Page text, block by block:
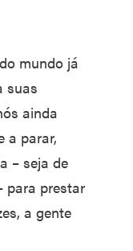
mundo já
suas
ainda
a parar,
– seja de
para prestar
a gente